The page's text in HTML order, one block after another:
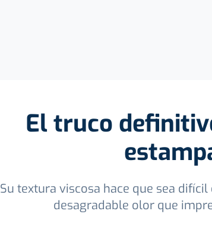
El truco
Su textura viscosa hace que sea
desagradable olor que